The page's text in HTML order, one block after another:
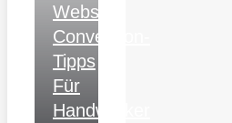
Website:
Conversion-
Tipps
Für
Handwerker